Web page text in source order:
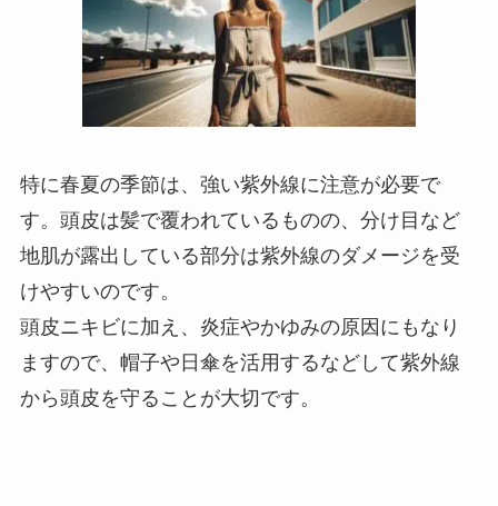
特に春夏の季節は、強い紫外線に注意が必要で
す。頭皮は髪で覆われているものの、分け目など
地肌が露出している部分は紫外線のダメージを受
けやすいのです。
頭皮ニキビに加え、炎症やかゆみの原因にもなり
ますので、帽子や日傘を活用するなどして紫外線
から頭皮を守ることが大切です。